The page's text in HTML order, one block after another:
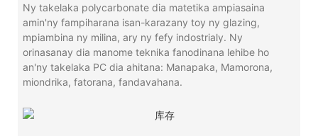
Ny takelaka polycarbonate dia matetika ampiasaina
amin'ny fampiharana isan-karazany toy ny glazing,
mpiambina ny milina, ary ny fefy indostrialy. Ny
orinasanay dia manome teknika fanodinana lehibe ho
an'ny takelaka PC dia ahitana: Manapaka, Mamorona,
miondrika, fatorana, fandavahana.